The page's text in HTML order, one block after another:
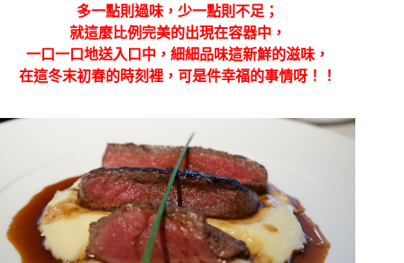
多一點則過味，少一點則不足；
就這麼比例完美的出現在容器中，
一口一口地送入口中，細細品味這新鮮的滋味，
在這冬末初春的時刻裡，可是件幸福的事情呀！！